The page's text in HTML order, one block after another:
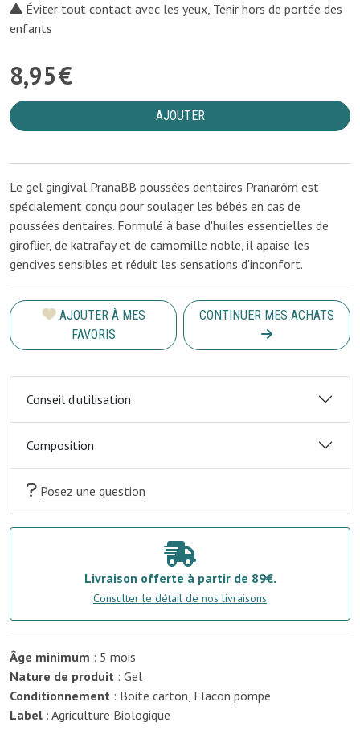
Éviter tout contact avec les yeux, Tenir hors de portée des
enfants
8,95€
AJOUTER
Le gel gingival PranaBB poussées dentaires Pranarôm est
spécialement conçu pour soulager les bébés en cas de
poussées dentaires. Formulé à base d'huiles essentielles de
giroflier, de katrafay et de camomille noble, il apaise les
gencives sensibles et réduit les sensations d'inconfort.
AJOUTER À MES
FAVORIS
CONTINUER MES ACHATS
Conseil d’utilisation
Composition
Posez une question
Livraison offerte à partir de 89€.
Consulter le détail de nos livraisons
Âge minimum : 5 mois
Nature de produit : Gel
Conditionnement : Boite carton, Flacon pompe
Label : Agriculture Biologique